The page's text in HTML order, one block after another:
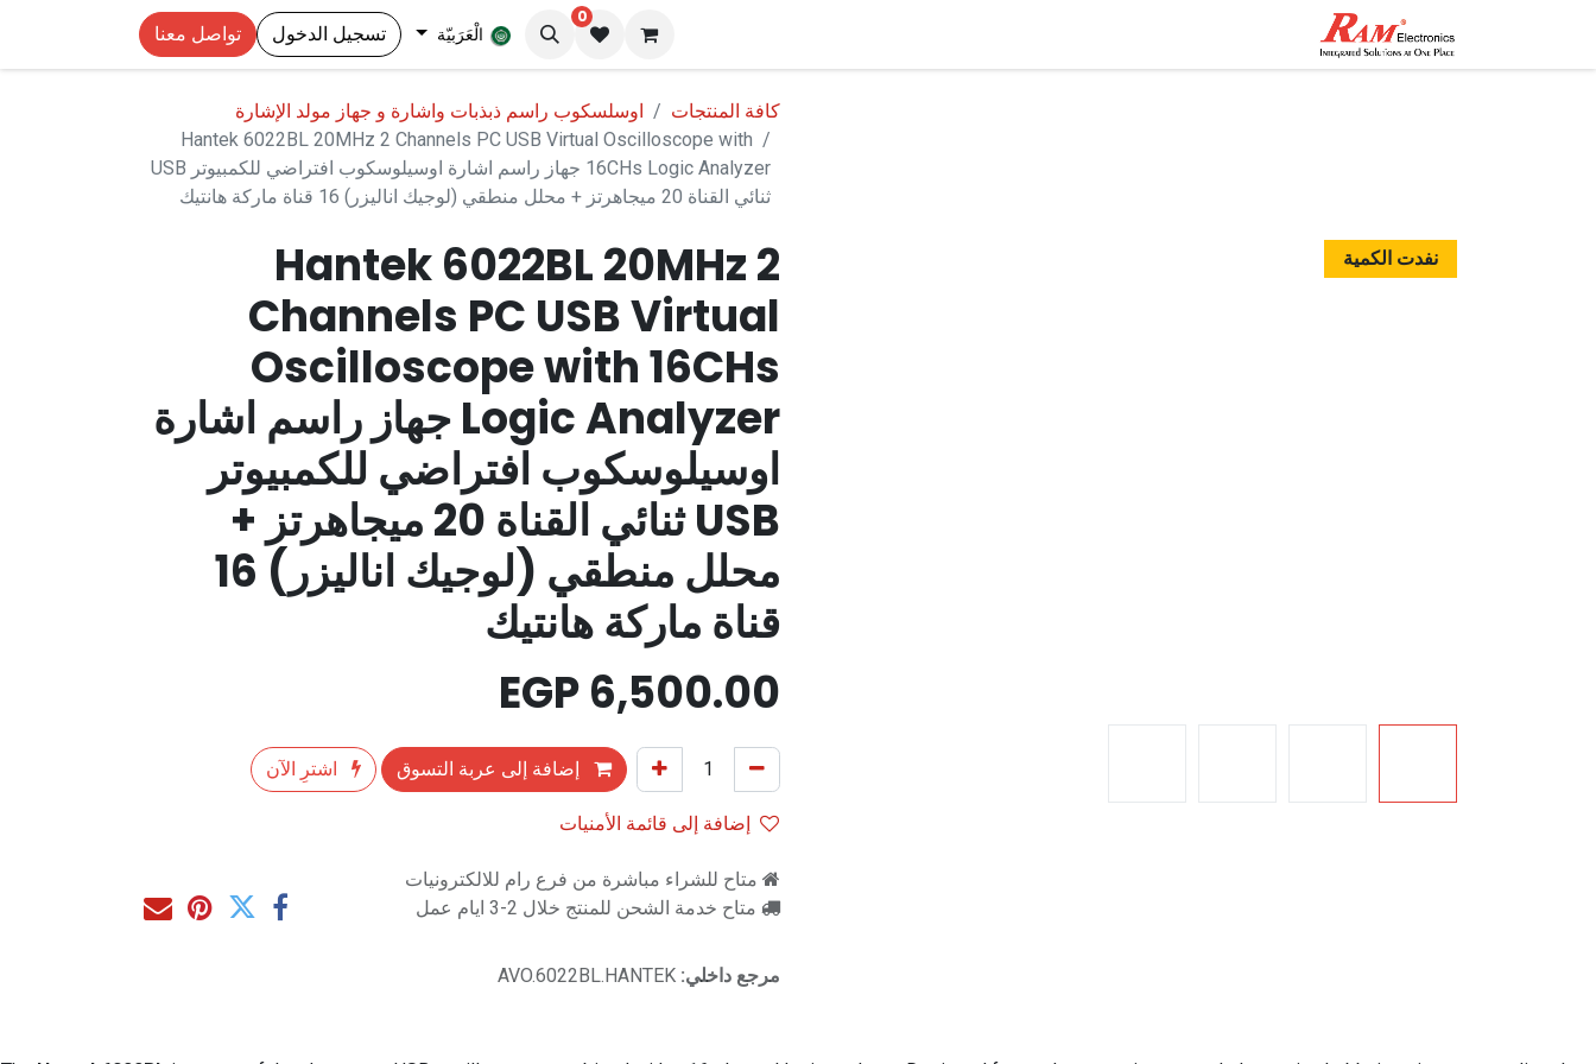
0
الْعَرَبيّة تسجيل الدخول تواصل معنا
كافة المنتجات
اوسلسكوب راسم ذبذبات واشارة و جهاز مولد الإشارة
Hantek 6022BL 20MHz 2 Channels PC USB Virtual Oscilloscope with
16CHs Logic Analyzer جهاز راسم اشارة اوسيلوسكوب افتراضي للكمبيوتر USB
ثنائي القناة 20 ميجاهرتز + محلل منطقي (لوجيك اناليزر) 16 قناة ماركة هانتيك
نفدت الكمية
Hantek 6022BL 20MHz 2
Channels PC USB Virtual
Oscilloscope with 16CHs
Logic Analyzer جهاز راسم اشارة
اوسيلوسكوب افتراضي للكمبيوتر
USB ثنائي القناة 20 ميجاهرتز +
محلل منطقي (لوجيك اناليزر) 16
قناة ماركة هانتيك
6,500.00
إضافة إلى عربة التسوق
اشترِ الآن
إضافة إلى قائمة الأمنيات
متاح للشراء مباشرة من فرع رام للالكترونيات
متاح خدمة الشحن للمنتج خلال 2-3 ايام عمل
مرجع داخلي: AVO.6022BL.HANTEK